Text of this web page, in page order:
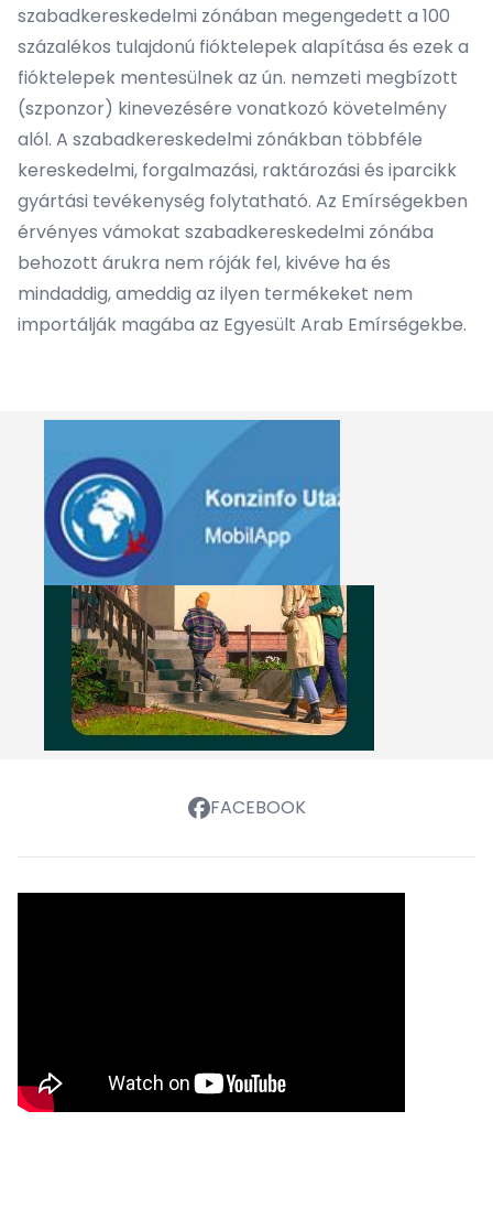
szabadkereskedelmi zónában megengedett a 100
százalékos tulajdonú fióktelepek alapítása és ezek a
fióktelepek mentesülnek az ún. nemzeti megbízott
(szponzor) kinevezésére vonatkozó követelmény
alól. A szabadkereskedelmi zónákban többféle
kereskedelmi, forgalmazási, raktározási és iparcikk
gyártási tevékenység folytatható. Az Emírségekben
érvényes vámokat szabadkereskedelmi zónába
behozott árukra nem róják fel, kivéve ha és
mindaddig, ameddig az ilyen termékeket nem
importálják magába az Egyesült Arab Emírségekbe.
FACEBOOK